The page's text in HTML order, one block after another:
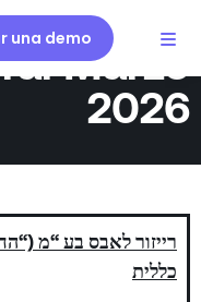
una demo
Marzo
2026
רייזור לאבס בע “מ
כללית